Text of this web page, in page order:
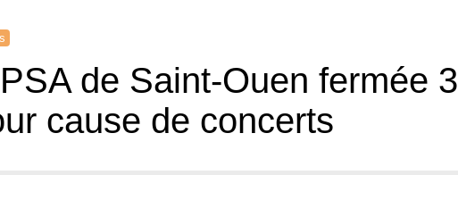
PSA de Saint-Ouen fermée 3
cause de concerts